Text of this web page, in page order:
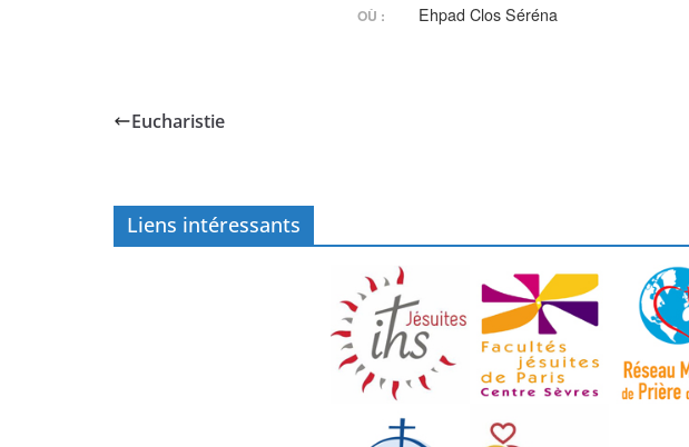
OÙ : Ehpad Clos Séréna
Eucharistie
Liens intéressants